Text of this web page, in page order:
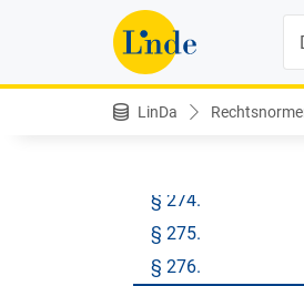
LinDa
§ 270. 15. Kein
§ 271. 16.
§ 271a.
§ 274.
§ 275.
§ 276.